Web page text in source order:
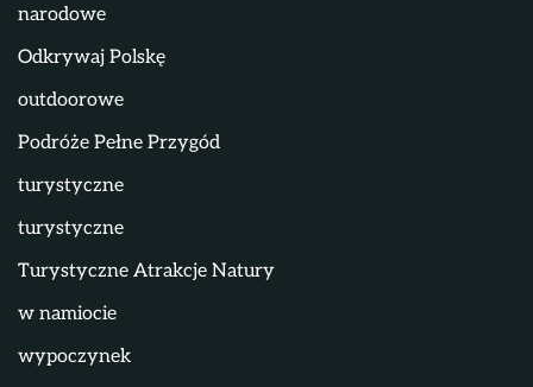
narodowe
Odkrywaj Polskę
outdoorowe
Podróże Pełne Przygód
turystyczne
turystyczne
Turystyczne Atrakcje Natury
w namiocie
wypoczynek